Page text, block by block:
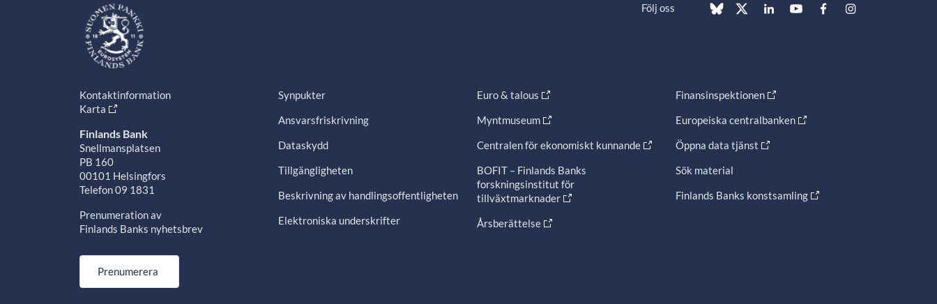
Följ oss
Kontaktinformation
Karta
Finlands Bank
Snellmansplatsen
PB 160
00101 Helsingfors
Telefon 09 1831
Prenumeration av
Finlands Banks nyhetsbrev
Prenumerera
Synpukter
Ansvarsfriskrivning
Dataskydd
Tillgängligheten
Beskrivning av handlingsoffentligheten
Elektroniska underskrifter
Euro & talous
Myntmuseum
Centralen för ekonomiskt kunnande
BOFIT – Finlands Banks
forskningsinstitut för
tillväxtmarknader
Årsberättelse
Finansinspektionen
Europeiska centralbanken
Öppna data tjänst
Sök material
Finlands Banks konstsamling